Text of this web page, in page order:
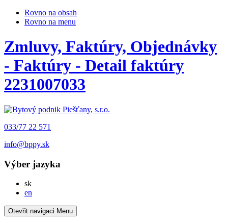
Rovno na obsah
Rovno na menu
Zmluvy, Faktúry, Objednávky
- Faktúry - Detail faktúry
2231007033
033/77 22 571
info@bppy.sk
Výber jazyka
skSlovensky
en
Otevřit navigaci Menu